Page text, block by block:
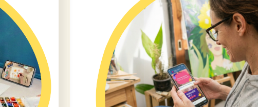
Rady a inspirace, co aktuálně funguje, aby o
vaší tvorbě vědělo co nejvíce lidí doma i v
zahraničí.